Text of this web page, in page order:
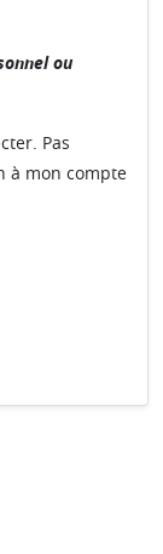
ou
Pas
à mon compte